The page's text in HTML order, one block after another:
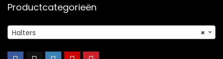
Productcategorieën
×
Halters